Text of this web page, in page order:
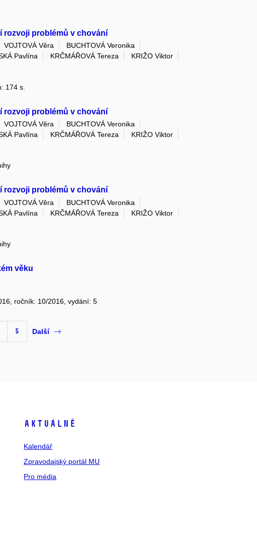
rozvoji problémů v chování
VOJTOVÁ Věra
BUCHTOVÁ Veronika
Pavlína KRČMÁŘOVÁ Tereza
KRIŽO Viktor
174 s.
rozvoji problémů v chování
VOJTOVÁ Věra
BUCHTOVÁ Veronika
Pavlína KRČMÁŘOVÁ Tereza
KRIŽO Viktor
rozvoji problémů v chování
VOJTOVÁ Věra
BUCHTOVÁ Veronika
Pavlína KRČMÁŘOVÁ Tereza
KRIŽO Viktor
věku
ročník: 10/2016, vydání: 5
5 Další
Aktuálně
Kalendář
Zpravodajský portál MU
Pro média